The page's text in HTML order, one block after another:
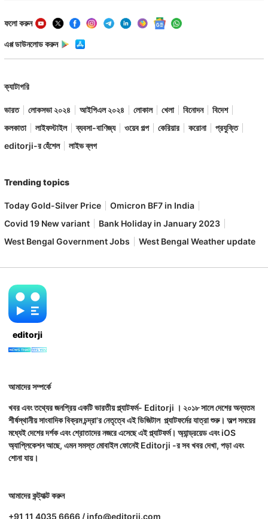
ফলো করুন
এপ্প ডাউনলোড করুন
ক্যাটাগরি
ভারত লোকসভা ২০২৪ আইপিএল ২০২৪ লোকাল খেলা বিনোদন
বিদেশ
কলকাতা
লাইফস্টাইল ব্যবসা-বাণিজ্য ওয়েব গল্প কেরিয়ার করোনা
প্রযুক্তি
editorji-র হেঁশেল
লাইভ ব্লগ
Trending topics
Today Gold-Silver Price
Omicron BF7 in India
Covid 19 New variant
Bank Holiday in January 2023
West Bengal Government Jobs
West Bengal Weather update
editorji
আমাদের সম্পর্কে
খবর এবং তথ্যের জনপ্রিয় একটি ভারতীয় প্ল্যাটফর্ম- Editorji । ২০১৮ সালে দেশের অন্যতম
শীর্ষস্থানীয় সাংবাদিক বিক্রম চন্দ্রা'র নেতৃত্বে এই ডিজিটাল প্ল্যাটফর্মের যাত্রা শুরু। অল্প সময়ের
মধ্যেই দেশের দর্শক এবং শ্রোতাদের নজরে এসেছে এই প্ল্যাটফর্ম। অ্যান্ড্রয়েড এবং iOS
অ্যাপ্লিকেশন আছে, এমন সমস্ত মোবাইল ফোনেই Editorji -র সব খবর দেখা, পড়া এবং
শোনা যায়।
আমাদের কন্ট্যাক্ট করুন
+91 11 4035 6666 / info@editorji.com